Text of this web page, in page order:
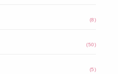
(8)
(50)
(5)